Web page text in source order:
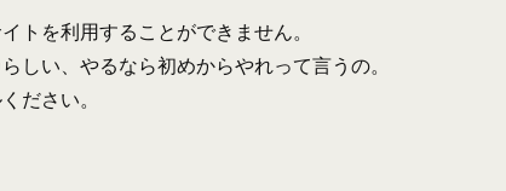
トを利用することができません。
しい、やるなら初めからやれって言うの。
ださい。